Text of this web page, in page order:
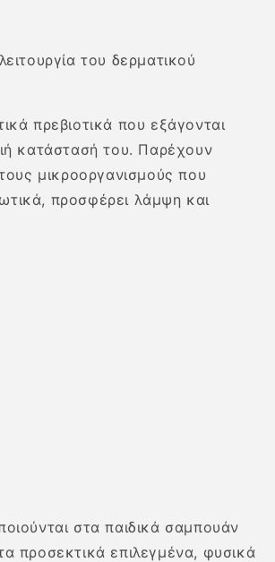
του δερματικού
πρεβιοτικά που εξάγονται
κατάστασή του. Παρέχουν
μικροοργανισμούς που
προσφέρει λάμψη και
στα παιδικά σαμπουάν
προσεκτικά επιλεγμένα, φυσικά